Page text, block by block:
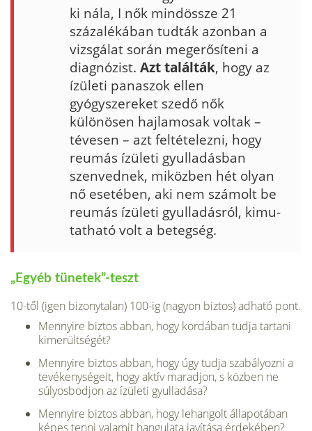
ki nála, I nők mind­össze 21
százalékában tudták azonban a
vizsgá­lat során megerősíteni a
diagnózist. Azt találták, hogy az
ízületi panaszok ellen
gyógyszereket szedő nők
különösen hajlamosak voltak –
tévesen – azt feltételezni, hogy
reumás ízületi gyulladásban
szenvednek, miközben hét olyan
nő esetében, aki nem számolt be
reumás ízületi gyulladásról, kimu­
tatható volt a betegség.
„Egyéb tünetek”-teszt
10-től (igen bizonytalan) 100-ig (nagyon biztos) adható pont.
Mennyire biztos abban, hogy kordában tudja tartani
kimerültségét?
Mennyire biztos abban, hogy úgy tudja szabályozni a
te­vékenységeit, hogy aktív maradjon, s közben ne
súlyos­bodjon az ízületi gyulladása?
Mennyire biztos abban, hogy lehangolt állapotában
ké­pes tenni valamit hangulata javítása érdekében?